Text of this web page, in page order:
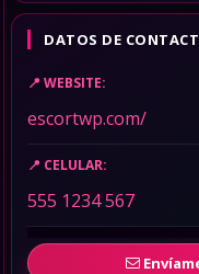
DATOS DE
WEBSITE:
escortwp.com/
CELULAR:
555 1234 567